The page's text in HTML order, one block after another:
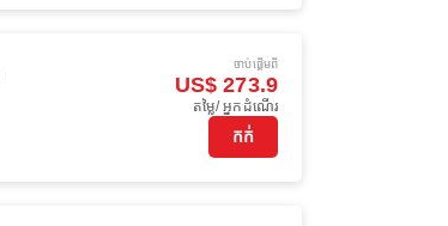
ចាប់ផ្ដើមពី
US$ 273.9
តម្លៃ/ អ្នកដំណើរ
កក់